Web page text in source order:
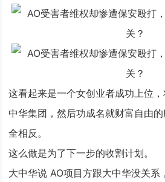
这看起来是一个女创业者成功上位
中华集团，然后功成名就财富自由
全相反。
这么做是为了下一步的收割计划。
大中华说AO项目方跟大中华没关